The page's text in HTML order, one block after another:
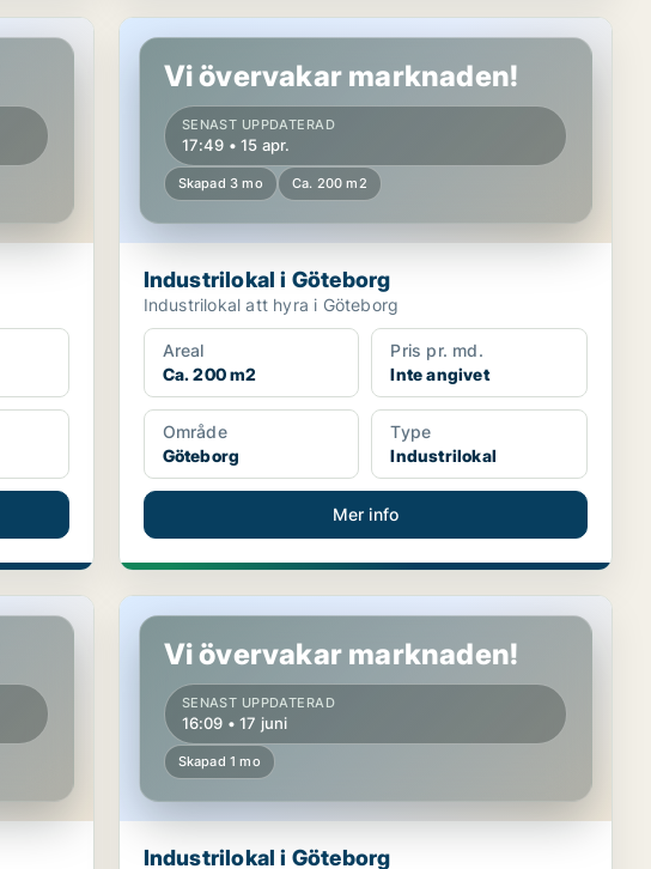
Industrilokal i Göteborg
Vi övervakar marknaden!
SENAST UPPDATERAD
17:49 • 15 apr.
Skapad 3 mo Ca. 200 m2
Industrilokal i Göteborg
Industrilokal att hyra i Göteborg
Areal
Ca. 200 m2
Pris pr. md.
Inte angivet
Område
Göteborg
Type
Industrilokal
Mer info
Industrilokal i Göteborg
Vi övervakar marknaden!
SENAST UPPDATERAD
16:09 • 17 juni
Skapad 1 mo
Industrilokal i Göteborg